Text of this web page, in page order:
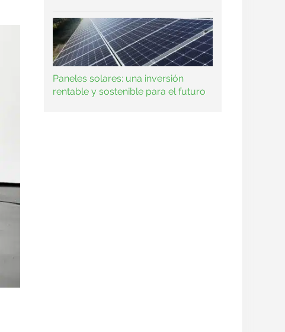
Paneles solares: una inversión
rentable y sostenible para el futuro